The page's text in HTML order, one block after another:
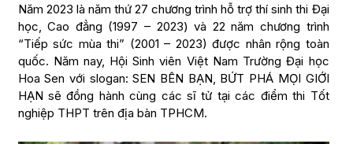
Năm 2023 là năm thứ 27 chương trình hỗ trợ thí sinh thi Đại
học, Cao đẳng (1997 – 2023) và 22 năm chương trình
“Tiếp sức mùa thi” (2001 – 2023) được nhân rộng toàn
quốc. Năm nay, Hội Sinh viên Việt Nam Trường Đại học
Hoa Sen với slogan: SEN BÊN BẠN, BỨT PHÁ MỌI GIỚI
HẠN sẽ đồng hành cùng các sĩ tử tại các điểm thi Tốt
nghiệp THPT trên địa bàn TPHCM.